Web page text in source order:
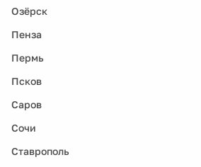
Озёрск
Пенза
Пермь
Псков
Саров
Сочи
Ставрополь